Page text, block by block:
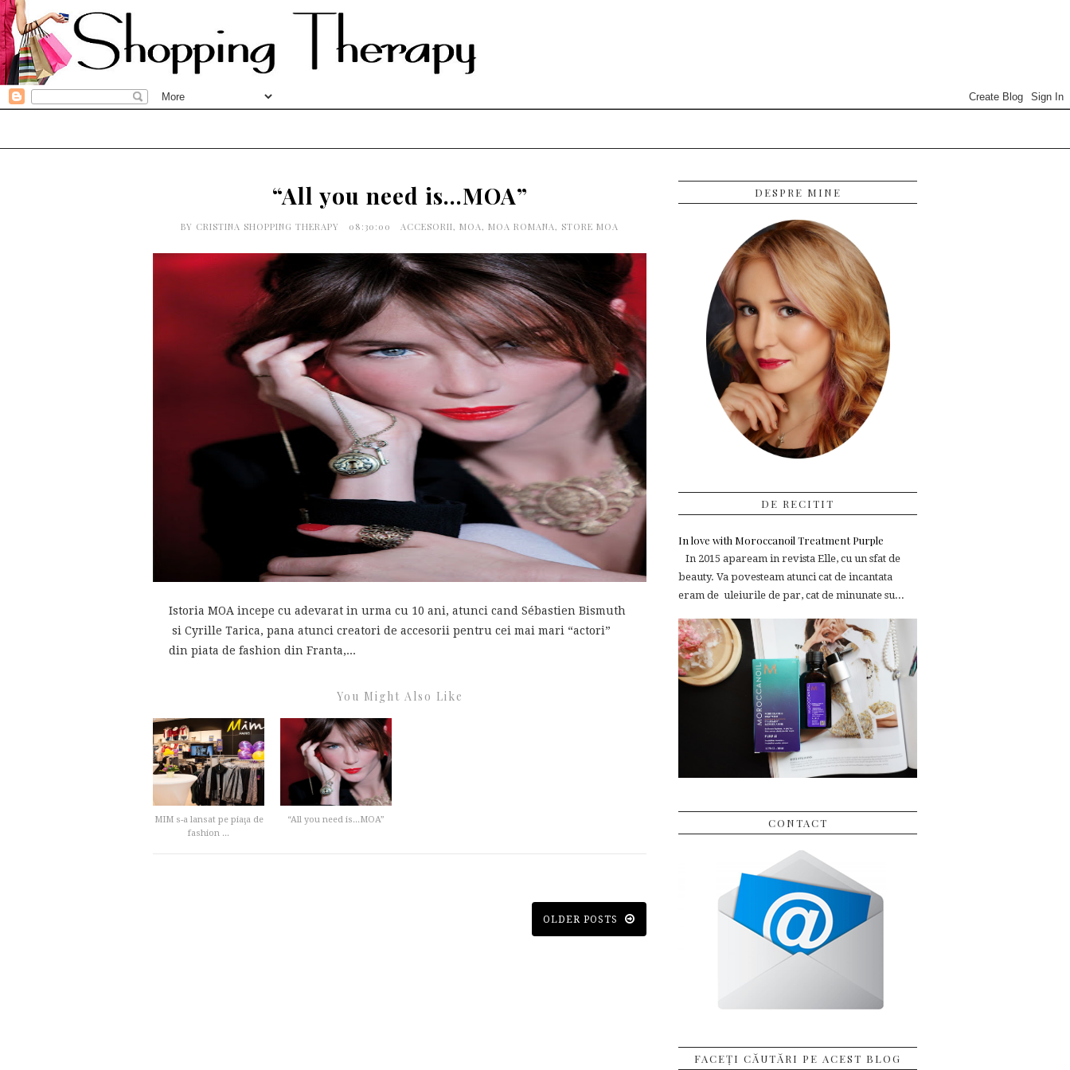
“All you need is...MOA”
BY CRISTINA SHOPPING THERAPY 08:30:00 ACCESORII, MOA, MOA ROMANA, STORE MOA
Istoria MOA incepe cu adevarat in urma cu 10 ani, atunci cand Sébastien Bismuth
si Cyrille Tarica, pana atunci creatori de accesorii pentru cei mai mari “actori”
din piata de fashion din Franta,...
You Might Also Like
MIM s-a lansat pe piaţa de
fashion ...
“All you need is...MOA”
OLDER POSTS
DESPRE MINE
DE RECITIT
In love with Moroccanoil Treatment Purple
In 2015 apaream in revista Elle, cu un sfat de
beauty. Va povesteam atunci cat de incantata
eram de uleiurile de par, cat de minunate su...
CONTACT
FACEȚI CĂUTĂRI PE ACEST BLOG